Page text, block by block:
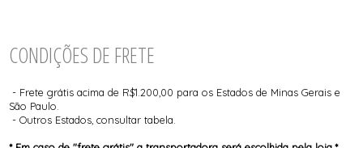
CONDIÇÕES DE FRETE
- Frete grátis acima de R$1.200,00 para os Estados de Minas Gerais e
São Paulo.
- Outros Estados, consultar tabela.